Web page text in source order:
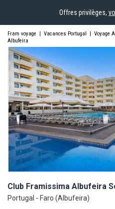
Offres privilèges,
Fram voyage | Vacances Portugal | Voyage
Albufeira
Club Framissima Albufeira
Portugal - Faro (Albufeira)